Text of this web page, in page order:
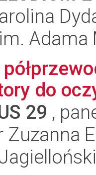
do
29 ,
Zuzanna